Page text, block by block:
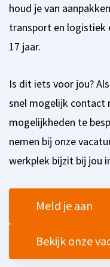
houd je van
transport en logistiek
17 jaar.
Is dit iets voor jou?
snel mogelijk contact
mogelijkheden te
nemen bij onze
werkplek bijzit bij jou
Meld je aan
Bekijk onze